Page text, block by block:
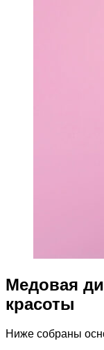
Медовая
красоты
Ниже собраны